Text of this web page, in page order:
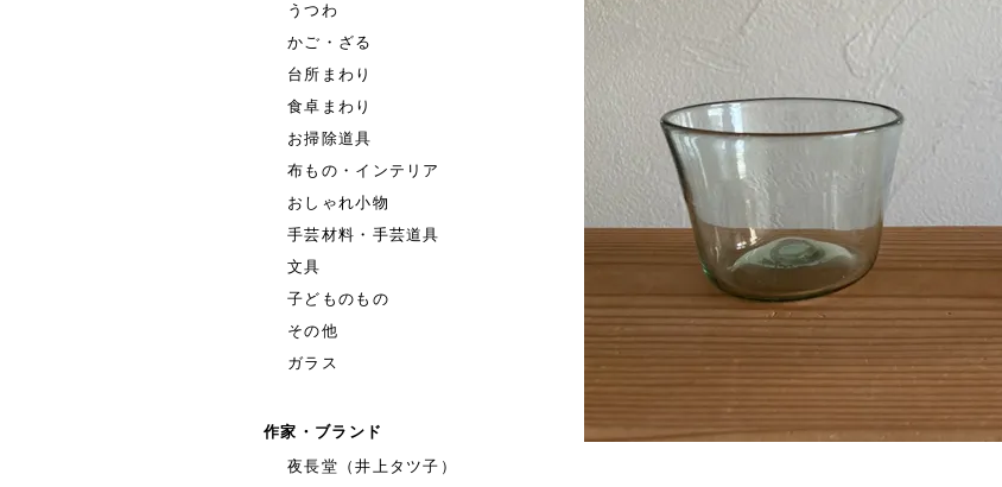
うつわ
かご・ざる
台所まわり
食卓まわり
お掃除道具
布もの・インテリア
おしゃれ小物
手芸材料・手芸道具
文具
子どものもの
その他
ガラス
作家・ブランド
夜長堂（井上タツ子）